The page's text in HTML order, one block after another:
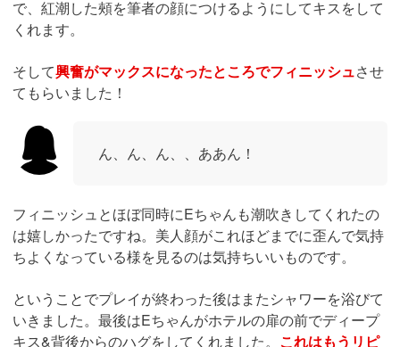
うにしてせめていきました。
あん！筆者さん、気持ちよすぎ・・・
そしてクンニへと発展していき、Eちゃんはここで果てて
くれました。たっぷりと気持ちよくしたお礼ということ
いました。こんな美人にフェラをしてもらうのはいつぶり
でしょうか・・・。
やっぱり美人にフェラをしてもらうのは興奮するもので、
特に仁王立ちフェラで上目遣いの顔を見ているとすぐに出
したくなっちゃいます。しかしここは我慢して小休止を挟
んでから、素股をお願いしてみました！